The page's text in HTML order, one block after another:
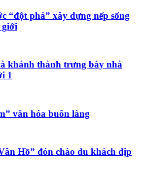
“đột phá” xây dựng nếp sống
giới
khánh thành trưng bày nhà
1
văn hóa buôn làng
Hồ” đón chào du khách dịp